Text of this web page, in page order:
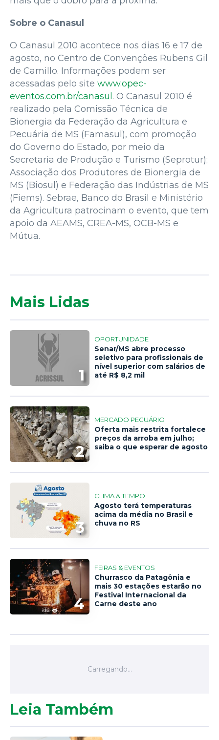
Sobre o Canasul
O Canasul 2010 acontece nos dias 16 e 17 de
agosto, no Centro de Convenções Rubens Gil
de Camillo. Informações podem ser
acessadas pelo site www.opec-
eventos.com.br/canasul. O Canasul 2010 é
realizado pela Comissão Técnica de
Bionergia da Federação da Agricultura e
Pecuária de MS (Famasul), com promoção
do Governo do Estado, por meio da
Secretaria de Produção e Turismo (Seprotur);
Associação dos Produtores de Bionergia de
MS (Biosul) e Federação das Indústrias de MS
(Fiems). Sebrae, Banco do Brasil e Ministério
da Agricultura patrocinam o evento, que tem
apoio da AEAMS, CREA-MS, OCB-MS e
Mútua.
Mais Lidas
1
OPORTUNIDADE
Senar/MS abre processo
seletivo para profissionais de
nível superior com salários de
até R$ 8,2 mil
2
MERCADO PECUÁRIO
Oferta mais restrita fortalece
preços da arroba em julho;
saiba o que esperar de agosto
3
CLIMA & TEMPO
Agosto terá temperaturas
acima da média no Brasil e
chuva no RS
4
FEIRAS & EVENTOS
Churrasco da Patagônia e
mais 30 estações estarão no
Festival Internacional da
Carne deste ano
Leia Também